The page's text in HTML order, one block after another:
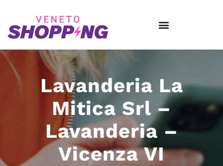
Lavanderia La
Mitica Srl –
Lavanderia –
Vicenza VI